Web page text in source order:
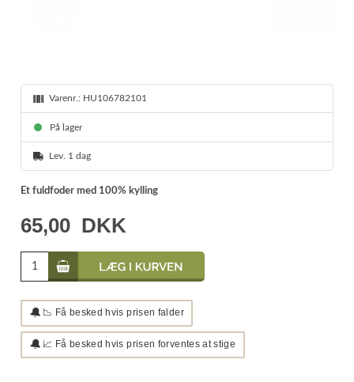
Varenr.: HU106782101
På lager
Lev. 1 dag
Et fuldfoder med 100% kylling
65,00 DKK
🔔 📉 Få besked hvis prisen falder
🔔 📈 Få besked hvis prisen forventes at stige